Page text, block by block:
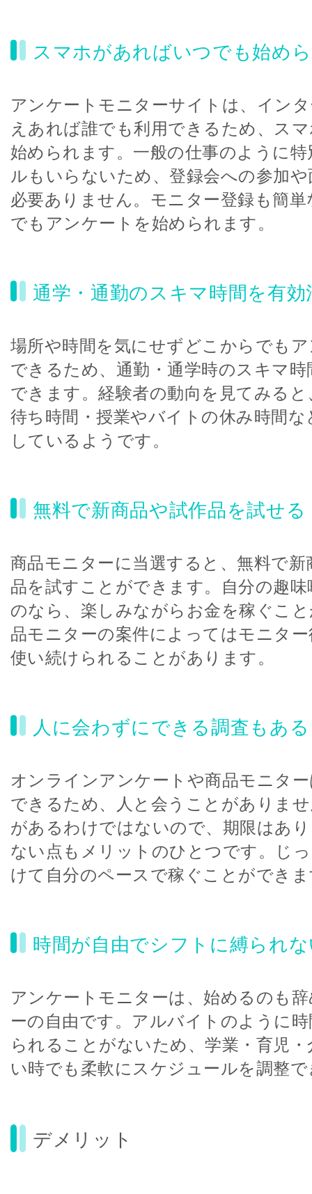
スマホがあればいつでも始め
アンケートモニターサイトは、イン
えあれば誰でも利用できるため、ス
始められます。一般の仕事のように
ルもいらないため、登録会への参加
必要ありません。モニター登録も簡
でもアンケートを始められます。
通学・通勤のスキマ時間を有
場所や時間を気にせずどこからでも
できるため、通勤・通学時のスキマ
できます。経験者の動向を見てみる
待ち時間・授業やバイトの休み時間な
しているようです。
無料で新商品や試作品を試せる
商品モニターに当選すると、無料で
品を試すことができます。自分の趣
のなら、楽しみながらお金を稼ぐこ
品モニターの案件によってはモニタ
使い続けられることがあります。
人に会わずにできる調査もある
オンラインアンケートや商品モニタ
できるため、人と会うことがありま
があるわけではないので、期限はあ
ない点もメリットのひとつです。じ
けて自分のペースで稼ぐことができ
時間が自由でシフトに縛られ
アンケートモニターは、始めるのも
ーの自由です。アルバイトのように
られることがないため、学業・育児
い時でも柔軟にスケジュールを調整
デメリット